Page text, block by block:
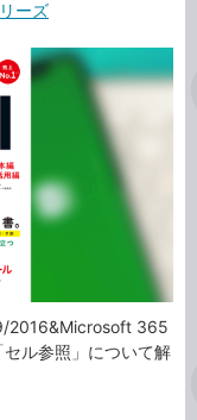
ーズ
2016&Microsoft 365
ル参照」について解